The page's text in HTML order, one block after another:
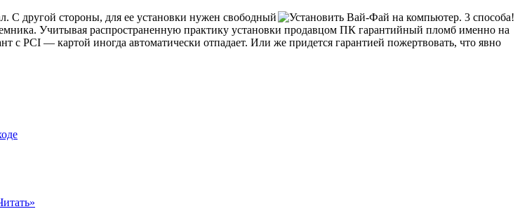
другой стороны, для ее установки нужен свободный
Учитывая распространенную практику установки продавцом ПК гарантийный пломб именно на
PCI — картой иногда автоматически отпадает. Или же придется гарантией пожертвовать, что явно